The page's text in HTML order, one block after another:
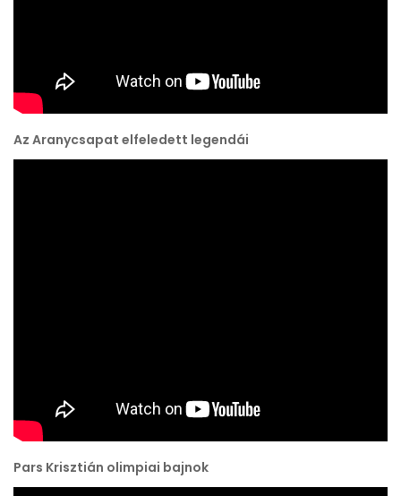
Az Aranycsapat elfeledett legendái
Pars Krisztián olimpiai bajnok